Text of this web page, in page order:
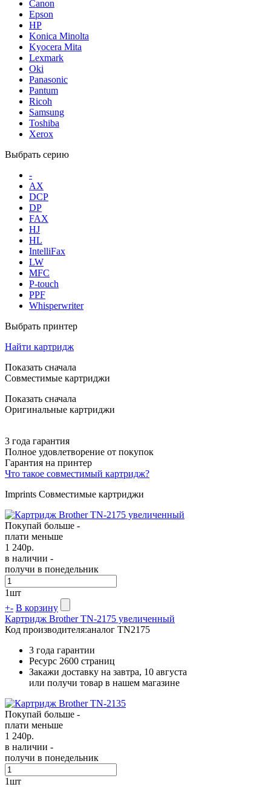
Canon
Epson
HP
Konica Minolta
Kyocera Mita
Lexmark
Oki
Panasonic
Pantum
Ricoh
Samsung
Toshiba
Xerox
Выбрать серию
-
AX
DCP
DP
FAX
HJ
HL
IntelliFax
LW
MFC
P-touch
PPF
Whisperwriter
Выбрать принтер
Найти картридж
Показать сначала
Совместимые картриджи
Показать сначала
Оригинальные картриджи
3 года гарантия
Полное удовлетворение от покупок
Гарантия на принтер
Что такое совместимый картридж?
Imprints Совместимые картриджи
Покупай больше -
плати меньше
1 240р.
в наличии -
получи в понедельник
1шт
+- В корзину
Картридж Brother TN-2175 увеличенный
Код производителя:аналог TN2175
3 года гарантии
Ресурс 2600 страниц
Закажи доставку на завтра, 10 августа
или получи товар в нашем магазине
Покупай больше -
плати меньше
1 240р.
в наличии -
получи в понедельник
1шт